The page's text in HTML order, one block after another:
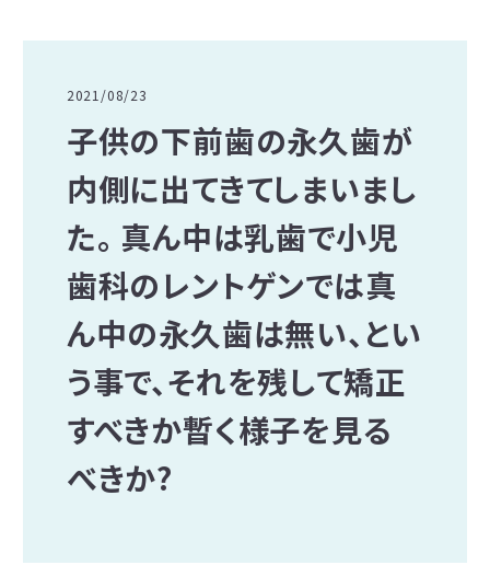
2021/08/23
子供の下前歯の永久歯が
内側に出てきてしまいまし
た。 真ん中は乳歯で小児
歯科のレントゲンでは真
ん中の永久歯は無い、とい
う事で、それを残して矯正
すべきか暫く様子を見る
べきか?